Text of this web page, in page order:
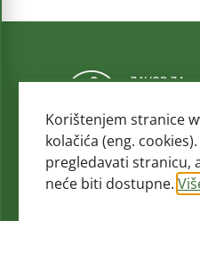
© 2026.
Korištenjem stranice
kolačića (eng.
pregledavati stranicu,
neće biti dostupne.